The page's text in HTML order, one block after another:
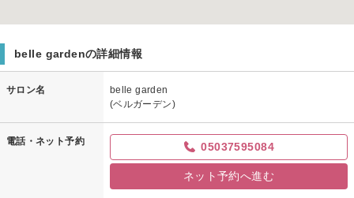
belle gardenの詳細情報
サロン名
belle garden
(ベルガーデン)
電話・ネット予約 05037595084
ネット予約へ進む